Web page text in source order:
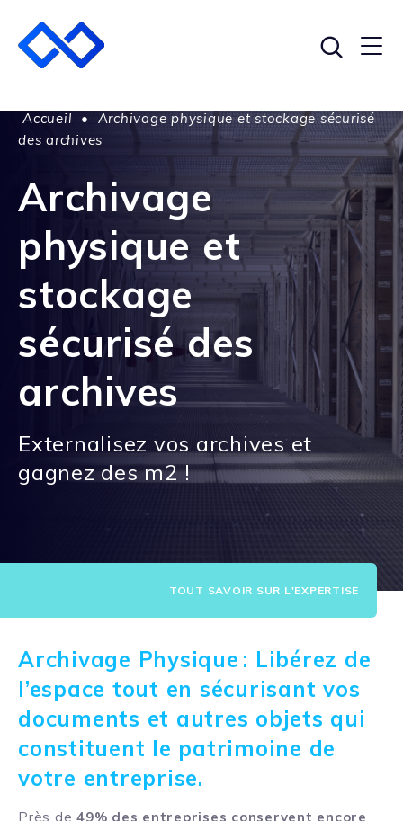
Accueil •
Archivage physique et stockage sécurisé
des archives
Archivage
physique et
stockage
sécurisé des
archives
Externalisez vos archives et
gagnez des m2 !
TOUT SAVOIR SUR L'EXPERTISE
Archivage Physique : Libérez de
l’espace tout en sécurisant vos
documents et autres objets qui
constituent le patrimoine de
votre entreprise.
Près de 49% des entreprises conservent encore